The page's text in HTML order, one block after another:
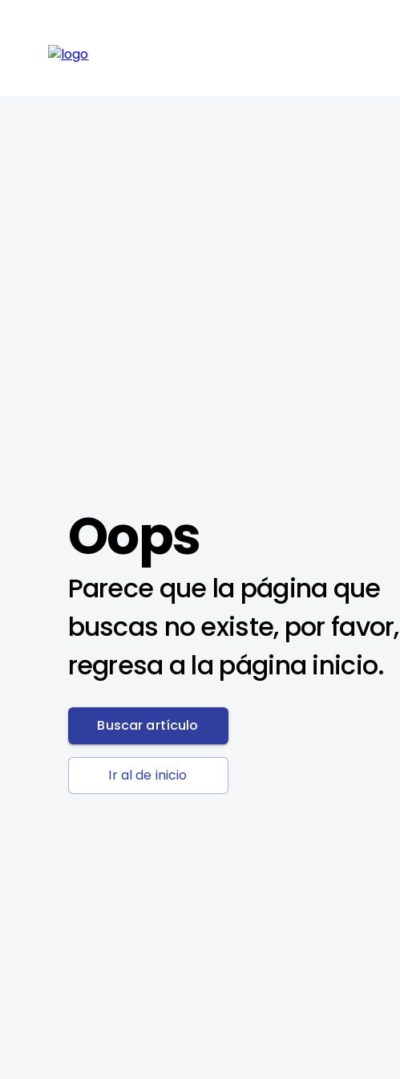
Oops
Parece que la página que
buscas no existe, por favor,
regresa a la página inicio.
Buscar artículo
Ir al de inicio